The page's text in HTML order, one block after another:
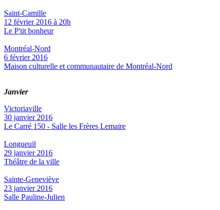
Saint-Camille
12 février 2016 à 20h
Le P'tit bonheur
Montréal-Nord
6 février 2016
Maison culturelle et communautaire de Montréal-Nord
Janvier
Victoriaville
30 janvier 2016
Le Carré 150 - Salle les Frères Lemaire
Longueuil
29 janvier 2016
Théâtre de la ville
Sainte-Geneviève
23 janvier 2016
Salle Pauline-Julien